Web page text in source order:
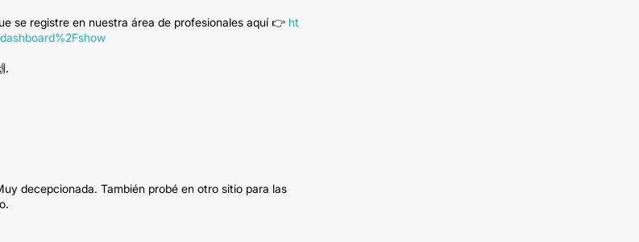
se registre en nuestra área de profesionales aquí 👉 ht
decepcionada. También probé en otro sitio para las